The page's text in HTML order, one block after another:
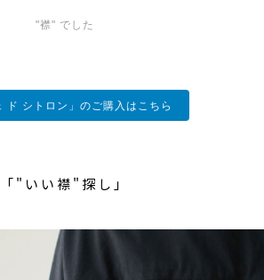
"襟" でした
ド シトロン」のご購入はこちら
「"いい襟"探し」